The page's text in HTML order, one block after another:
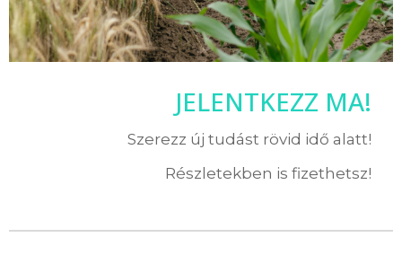
JELENTKEZZ MA!
Szerezz új tudást rövid idő alatt!
Részletekben is fizethetsz!